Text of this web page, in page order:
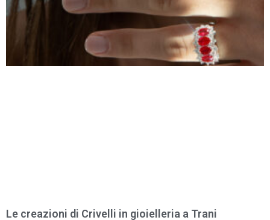
Le creazioni di Crivelli in gioielleria a Trani